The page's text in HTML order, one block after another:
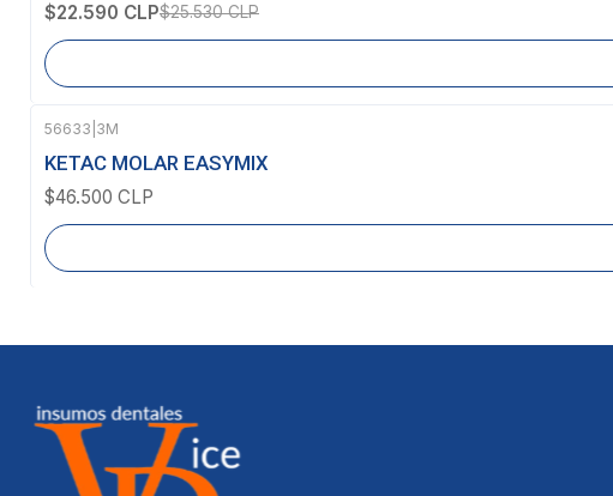
$22.590 CLP$25.530 CLP
Agotado
56633 3M
KETAC MOLAR EASYMIX
$46.500 CLP